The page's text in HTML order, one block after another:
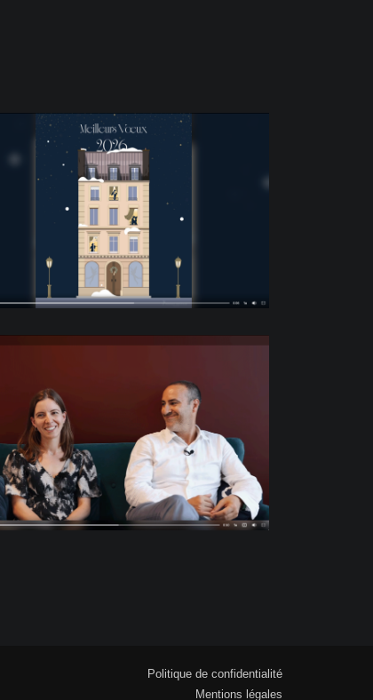
Politique de confidentialité
Mentions légales